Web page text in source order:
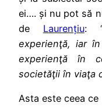
ei…. și nu pot să
de Laurențiu:
experienţă, iar
experienţă în
societăţii în viaţa
Asta este ceea